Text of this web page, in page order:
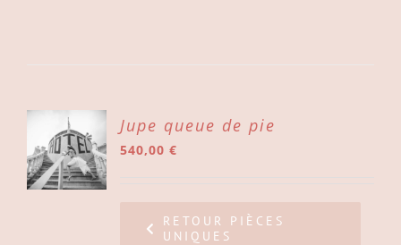
Jupe queue de pie
540,00€
RETOUR PIÈCES
UNIQUES